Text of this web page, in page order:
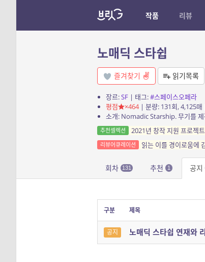
작품 리뷰
노매딕 스타쉽
즐겨찾기 읽기목록
장르:SF| 태그:#스페이스오페라
평점
×464| 분량: 131회, 4,125매
추천셀렉션 2021년 창작 지원 프로젝
리뷰어큐레이션 읽는 이를 경이로움에
회차 131 추천 1 공지
구분 제목
공지 노매딕 스타쉽 연재와